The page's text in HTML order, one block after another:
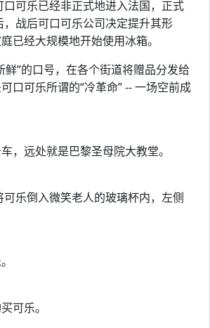
口可乐已经非正式地进入法国，正式
战后可口可乐公司决定提升其形
已经大规模地开始使用冰箱。
鲜”的口号，在各个街道将赠品分发给
口可乐所谓的“冷革命” -- 一场空前成
，远处就是巴黎圣母院大教堂。
乐倒入微笑老人的玻璃杯内，左侧
可乐。